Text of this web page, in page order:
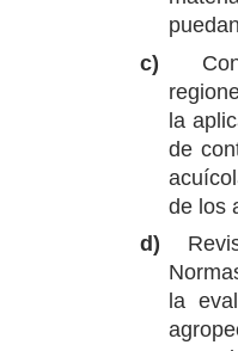
c)
la
de
de los
d)
la